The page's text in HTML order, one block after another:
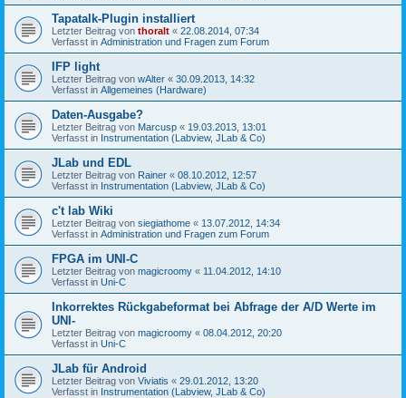
Tapatalk-Plugin installiert
Letzter Beitrag von thoralt « 22.08.2014, 07:34
Verfasst in Administration und Fragen zum Forum
IFP light
Letzter Beitrag von wAlter « 30.09.2013, 14:32
Verfasst in Allgemeines (Hardware)
Daten-Ausgabe?
Letzter Beitrag von Marcusp « 19.03.2013, 13:01
Verfasst in Instrumentation (Labview, JLab & Co)
JLab und EDL
Letzter Beitrag von Rainer « 08.10.2012, 12:57
Verfasst in Instrumentation (Labview, JLab & Co)
c't lab Wiki
Letzter Beitrag von siegiathome « 13.07.2012, 14:34
Verfasst in Administration und Fragen zum Forum
FPGA im UNI-C
Letzter Beitrag von magicroomy « 11.04.2012, 14:10
Verfasst in Uni-C
Inkorrektes Rückgabeformat bei Abfrage der A/D Werte im
UNI-
Letzter Beitrag von magicroomy « 08.04.2012, 20:20
Verfasst in Uni-C
JLab für Android
Letzter Beitrag von Viviatis « 29.01.2012, 13:20
Verfasst in Instrumentation (Labview, JLab & Co)